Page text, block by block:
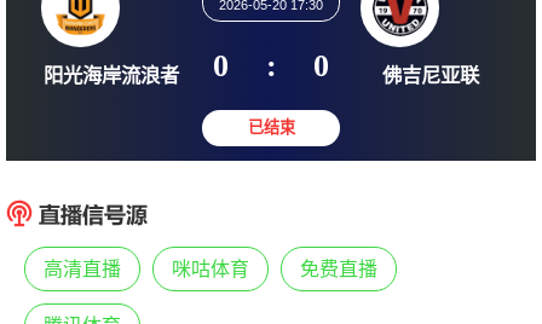
阳光海岸流浪者
澳足总
2026-05-20 17:30
0 : 0 佛吉
高清直播 咪咕体育 免费直播